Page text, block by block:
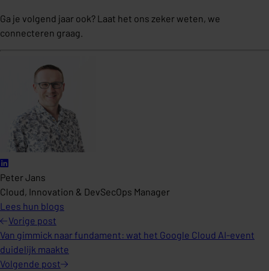
Ga je volgend jaar ook? Laat het ons zeker weten, we
connecteren graag.
Peter Jans
Cloud, Innovation & DevSecOps Manager
Lees hun blogs
Vorige post
Van gimmick naar fundament: wat het Google Cloud AI-event
duidelijk maakte
Volgende post